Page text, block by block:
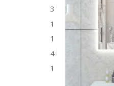
3
1
1
4
1